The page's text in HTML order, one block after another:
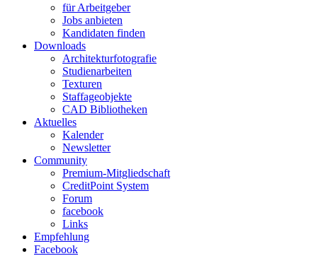
für Arbeitgeber
Jobs anbieten
Kandidaten finden
Downloads
Architekturfotografie
Studienarbeiten
Texturen
Staffageobjekte
CAD Bibliotheken
Aktuelles
Kalender
Newsletter
Community
Premium-Mitgliedschaft
CreditPoint System
Forum
facebook
Links
Empfehlung
Facebook